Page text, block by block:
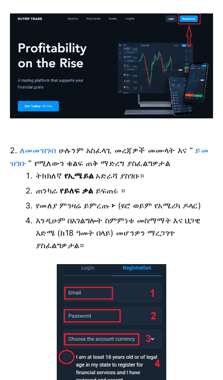
2. ለመመዝገብ ሁሉንም አስፈላጊ መረጃዎች መሙላት እና “ ይመ
ዝገቡ” የሚለውን ቁልፍ ጠቅ ማድረግ ያስፈልግዎታል
ትክክለኛ የኢሜይል አድራሻ ያስገቡ።
ጠንካራየይለፍ ቃል ይፍጠሩ ።
የመለያ ምንዛሬ ይምረጡ፦ (ዩሮ ወይም የአሜሪካ ዶላር)
እንዲሁም በአገልግሎት ስምምነቱ መስማማት እና ህጋዊ
እድሜ (ከ18 ዓመት በላይ) መሆንዎን ማረጋገጥ
ያስፈልግዎታል።